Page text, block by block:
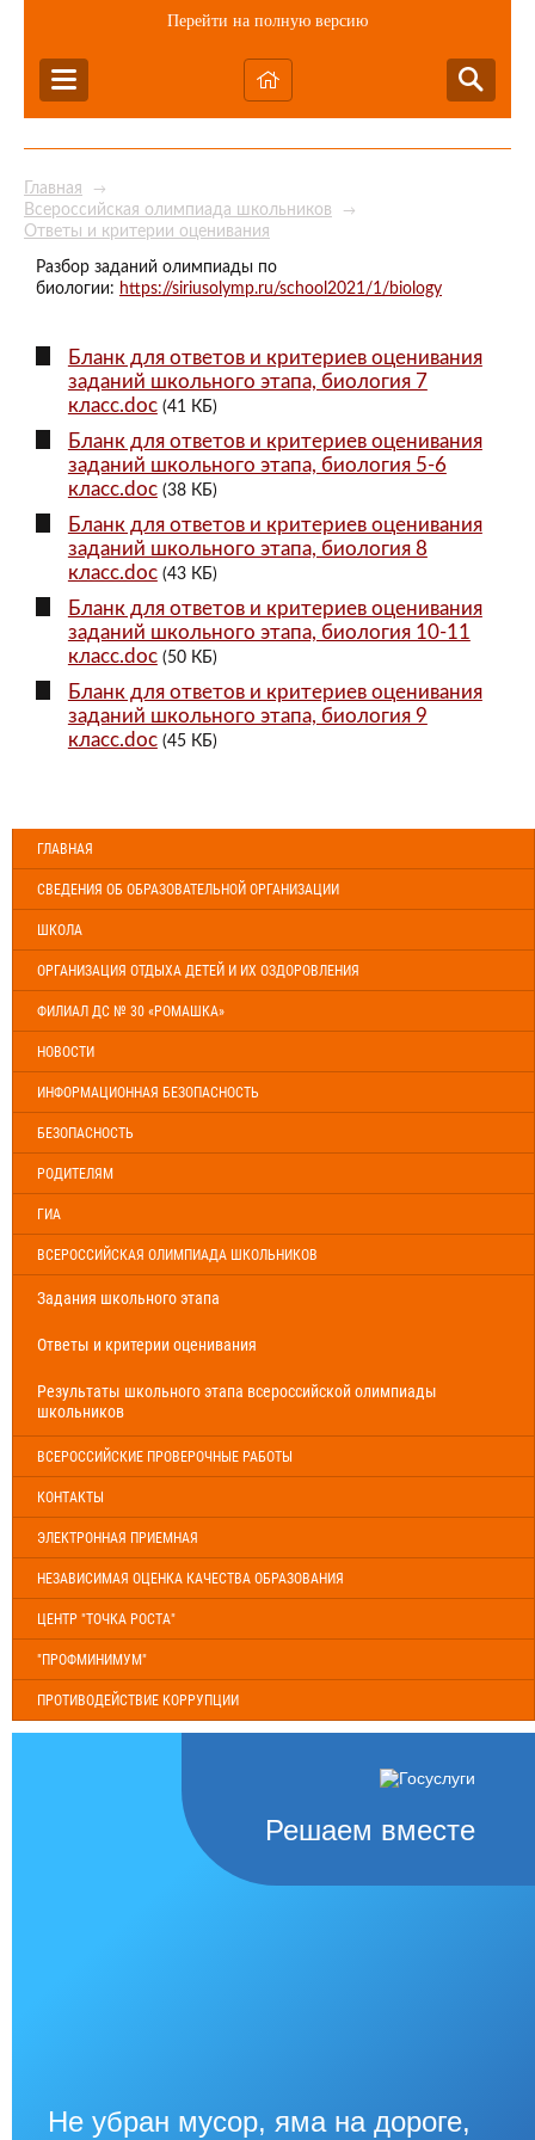
Перейти на полную версию
Главная →
Всероссийская олимпиада школьников →
Ответы и критерии оценивания
Разбор заданий олимпиады по
биологии: https://siriusolymp.ru/school2021/1/biology
Бланк для ответов и критериев оценивания
заданий школьного этапа, биология 7
класс.doc (41 КБ)
Бланк для ответов и критериев оценивания
заданий школьного этапа, биология 5-6
класс.doc (38 КБ)
Бланк для ответов и критериев оценивания
заданий школьного этапа, биология 8
класс.doc (43 КБ)
Бланк для ответов и критериев оценивания
заданий школьного этапа, биология 10-11
класс.doc (50 КБ)
Бланк для ответов и критериев оценивания
заданий школьного этапа, биология 9
класс.doc (45 КБ)
ГЛАВНАЯ
СВЕДЕНИЯ ОБ ОБРАЗОВАТЕЛЬНОЙ ОРГАНИЗАЦИИ
ШКОЛА
ОРГАНИЗАЦИЯ ОТДЫХА ДЕТЕЙ И ИХ ОЗДОРОВЛЕНИЯ
ФИЛИАЛ ДС № 30 «РОМАШКА»
НОВОСТИ
ИНФОРМАЦИОННАЯ БЕЗОПАСНОСТЬ
БЕЗОПАСНОСТЬ
РОДИТЕЛЯМ
ГИА
ВСЕРОССИЙСКАЯ ОЛИМПИАДА ШКОЛЬНИКОВ
Задания школьного этапа
Ответы и критерии оценивания
Результаты школьного этапа всероссийской олимпиады
школьников
ВСЕРОССИЙСКИЕ ПРОВЕРОЧНЫЕ РАБОТЫ
КОНТАКТЫ
ЭЛЕКТРОННАЯ ПРИЕМНАЯ
НЕЗАВИСИМАЯ ОЦЕНКА КАЧЕСТВА ОБРАЗОВАНИЯ
ЦЕНТР "ТОЧКА РОСТА"
"ПРОФМИНИМУМ"
ПРОТИВОДЕЙСТВИЕ КОРРУПЦИИ
Решаем вместе
Не убран мусор, яма на дороге,